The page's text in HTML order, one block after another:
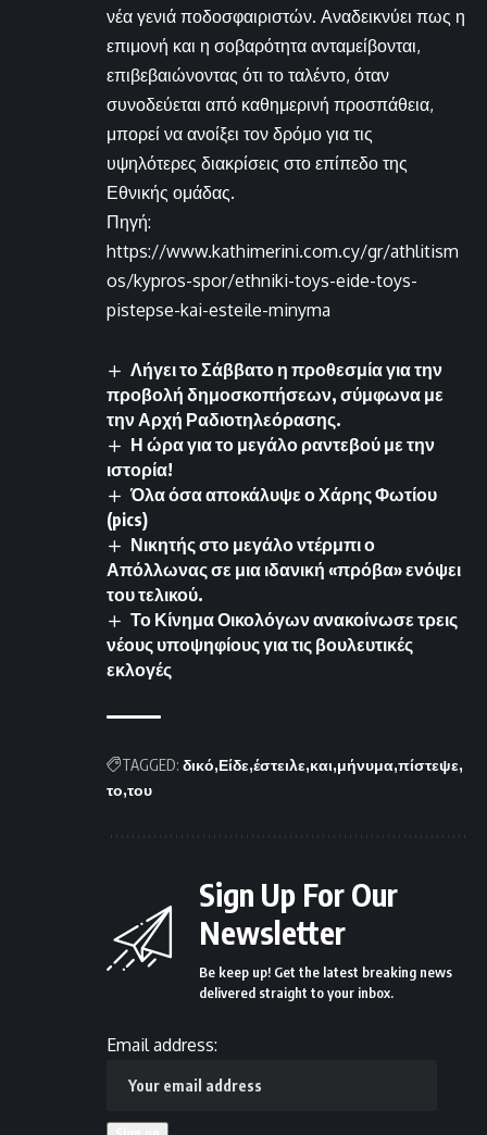
νέα γενιά ποδοσφαιριστών. Αναδεικνύει πως η
επιμονή και η σοβαρότητα ανταμείβονται,
επιβεβαιώνοντας ότι το ταλέντο, όταν
συνοδεύεται από καθημερινή προσπάθεια,
μπορεί να ανοίξει τον δρόμο για τις
υψηλότερες διακρίσεις στο επίπεδο της
Εθνικής ομάδας.
Πηγή:
https://www.kathimerini.com.cy/gr/athlitism
os/kypros-spor/ethniki-toys-eide-toys-
pistepse-kai-esteile-minyma
Λήγει το Σάββατο η προθεσμία για την
προβολή δημοσκοπήσεων, σύμφωνα με
την Αρχή Ραδιοτηλεόρασης.
Η ώρα για το μεγάλο ραντεβού με την
ιστορία!
Όλα όσα αποκάλυψε ο Χάρης Φωτίου
(pics)
Νικητής στο μεγάλο ντέρμπι ο
Απόλλωνας σε μια ιδανική «πρόβα» ενόψει
του τελικού.
Το Κίνημα Οικολόγων ανακοίνωσε τρεις
νέους υποψηφίους για τις βουλευτικές
εκλογές
TAGGED: δικό Είδε έστειλε και μήνυμα πίστεψε
το του
Sign Up For Our
Newsletter
Be keep up! Get the latest breaking news
delivered straight to your inbox.
Email address: